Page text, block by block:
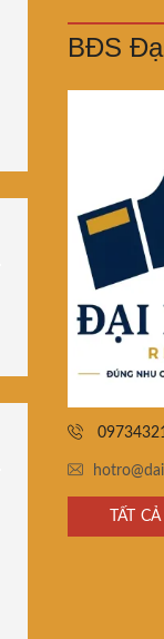
BĐS
TẤT